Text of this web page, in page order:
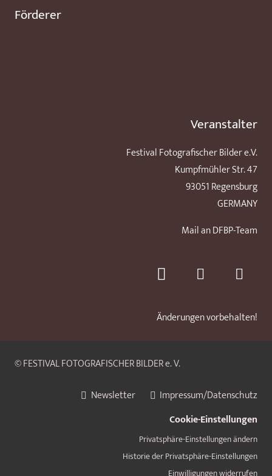
Förderer
Veranstalter
Festival Fotografischer Bilder e.V.
Kumpfmühler Str. 47
93051 Regensburg
GERMANY
Mail an DFBP-Team
Änderungen vorbehalten!
© FESTIVAL FOTOGRAFISCHER BILDER e. V.
Newsletter
Impressum/Datenschutz
Cookie-Einstellungen
Privatsphäre-Einstellungen ändern
Historie der Privatsphäre-Einstellungen